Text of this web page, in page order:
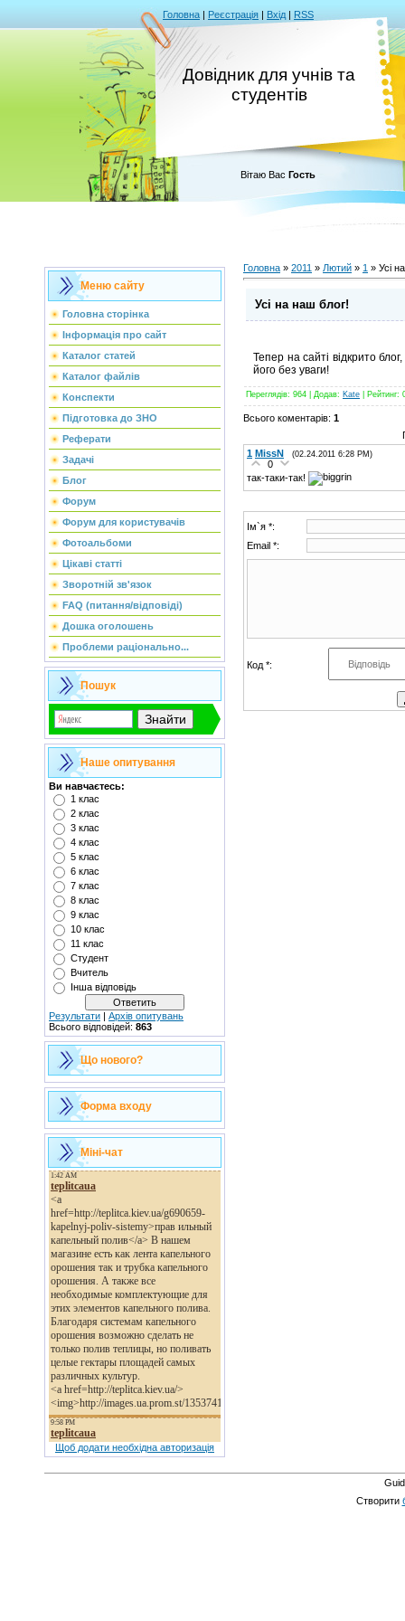
Головна | Реєстрація | Вхід | RSS
Довідник для учнів та
студентів
Вітаю Вас Гость
Меню сайту
Головна сторінка
Інформація про сайт
Каталог статей
Каталог файлів
Конспекти
Підготовка до ЗНО
Реферати
Задачі
Блог
Форум
Форум для користувачів
Фотоальбоми
Цікаві статті
Зворотній зв'язок
FAQ (питання/відповіді)
Дошка оголошень
Проблеми раціонально...
Пошук
Наше опитування
Ви навчаєтесь:
1 клас
2 клас
3 клас
4 клас
5 клас
6 клас
7 клас
8 клас
9 клас
10 клас
11 клас
Студент
Вчитель
Інша відповідь
Результати | Архів опитувань
Всього відповідей: 863
Що нового?
Форма входу
Міні-чат
Щоб додати необхідна авторизація
Головна » 2011 » Лютий » 1 » Усі
Усі на наш блог!
Тепер на сайті відкрито
його без уваги!
Переглядів: 964 | Додав: Kate Рейтинг:
Всього коментарів: 1
1 MissN (02.24.2011 6:28 PM)
0
так-таки-так!
Ім`я *:
Email *:
Код *:
Створити